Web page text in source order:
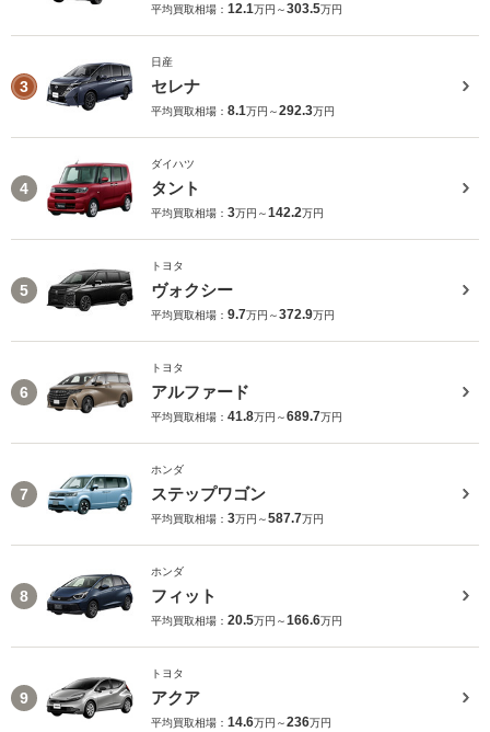
平均買取相場： 12.1万円～303.5万円
3
日産
セレナ
平均買取相場： 8.1万円～292.3万円
4
ダイハツ
タント
平均買取相場： 3万円～142.2万円
5
トヨタ
ヴォクシー
平均買取相場： 9.7万円～372.9万円
6
トヨタ
アルファード
平均買取相場： 41.8万円～689.7万円
7
ホンダ
ステップワゴン
平均買取相場： 3万円～587.7万円
8
ホンダ
フィット
平均買取相場： 20.5万円～166.6万円
9
トヨタ
アクア
平均買取相場： 14.6万円～236万円